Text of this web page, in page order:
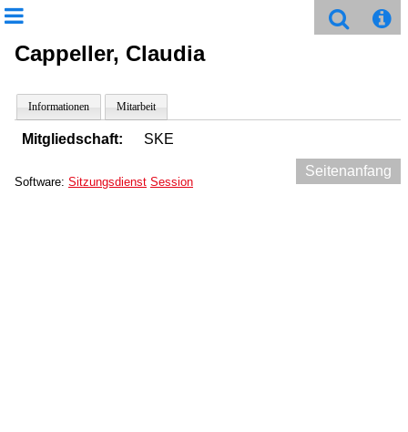
Cappeller, Claudia
Informationen Mitarbeit
Mitgliedschaft: SKE
Seitenanfang
Software: Sitzungsdienst Session